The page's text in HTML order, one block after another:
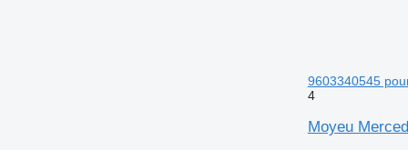
9603340545
4
Moyeu